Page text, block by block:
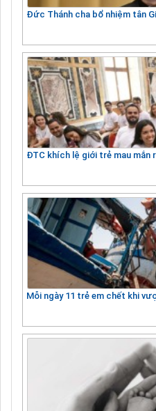
Đức Thánh cha bổ nhiệm tân
ĐTC khích lệ giới trẻ mau mắn
Mỗi ngày 11 trẻ em chết khi